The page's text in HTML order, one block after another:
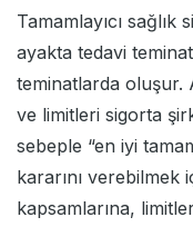
Tamamlayıcı sağlık
ayakta tedavi
teminatlarda oluşur.
ve limitleri sigorta
sebeple “en iyi
kararını verebilmek
kapsamlarına,